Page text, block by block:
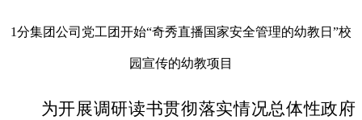
1分集团公司党工团开始“奇秀直播国家安全管理的幼教日”校
园宣传的幼教项目
为开展调研读书贯彻落实情况总体性政府